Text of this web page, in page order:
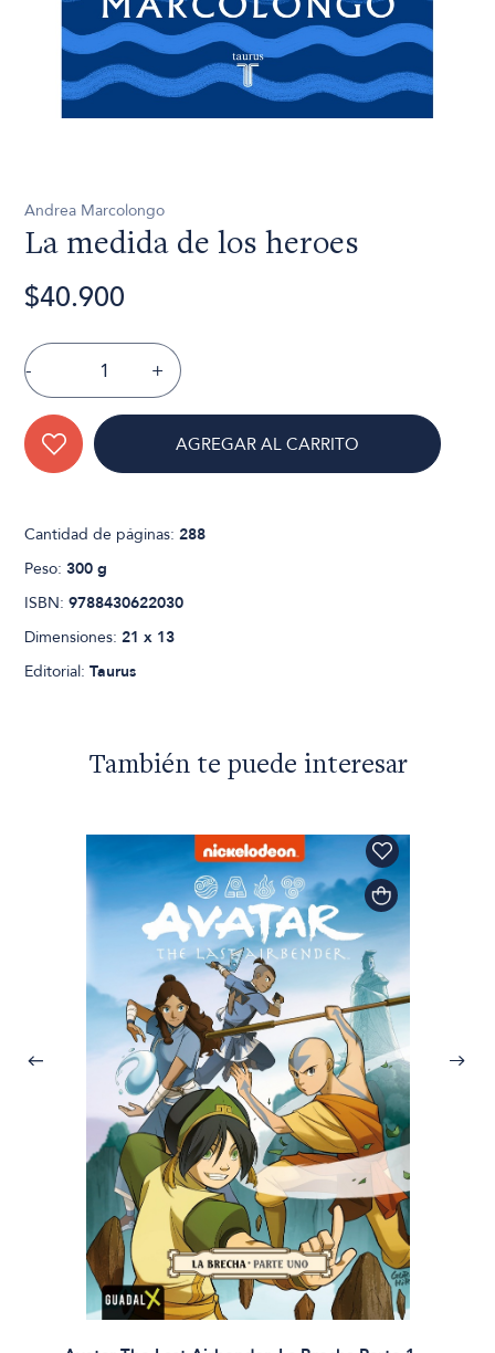
Andrea Marcolongo
La medida de los heroes
$40.900
- +
AGREGAR AL CARRITO
Cantidad de páginas:288
Peso:300 g
ISBN:9788430622030
Dimensiones:21 x 13
Editorial:Taurus
También te puede interesar